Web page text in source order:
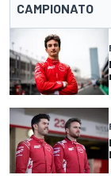
CAMPIONATO